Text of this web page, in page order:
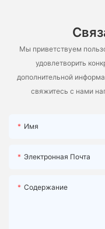
Мы приветствуем
удовлетворить
дополнительной
свяжитесь с нами
Имя
Электронная Почта
Содержание